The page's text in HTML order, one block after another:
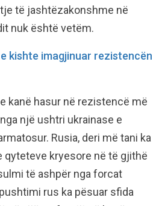
të jashtëzakonshme në
nuk është vetëm.
e kishte imagjinuar rezistencën
kanë hasur në rezistencë më
një ushtri ukrainase e
Rusia, deri më tani ka
qyteteve kryesore në të gjithë
të ashpër nga forcat
rus ka pësuar sfida